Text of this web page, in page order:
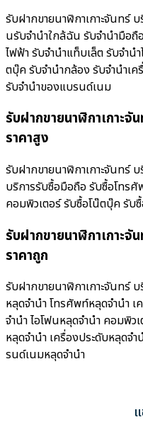
รับฝากขายนาฬิกาเกาะจันทร์
นรับจํานําใกล้ฉัน รับจำนำมือถื
ไฟฟ้า รับจำนำแท็บเล็ต รับจำน
ตบุ๊ค รับจำนำกล้อง รับจำนำเค
รับจำนำของแบรนด์เนม
รับฝากขายนาฬิกาเกาะ
ราคาสูง
รับฝากขายนาฬิกาเกาะจันทร์
บริการรับซื้อมือถือ รับซื้อโทร
คอมพิวเตอร์ รับซื้อโน๊ตบุ๊ค รับ
รับฝากขายนาฬิกาเกาะจั
ราคาถูก
รับฝากขายนาฬิกาเกาะจันทร์
หลุดจำนำ โทรศัพท์หลุดจำนำ
จำนำ ไอโฟนหลุดจำนำ คอมพิ
หลุดจำนำ เครื่องประดับหลุดจ
รนด์เนมหลุดจำนำ